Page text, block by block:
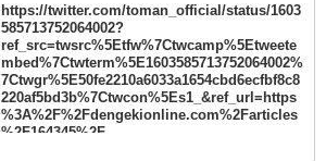
https://twitter.com/toman_official/status/1603
585713752064002?
ref_src=twsrc%5Etfw%7Ctwcamp%5Etweete
mbed%7Ctwterm%5E1603585713752064002%
7Ctwgr%5E50fe2210a6033a1654cbd6ecfbf8c8
220af5bd3b%7Ctwcon%5Es1_&ref_url=https
%3A%2F%2Fdengekionline.com%2Farticles
%2F164345%2F